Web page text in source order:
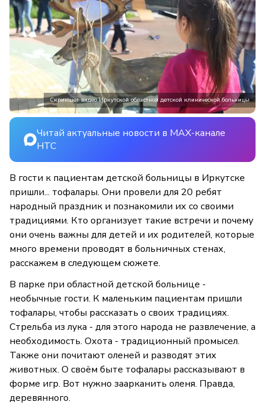
Скриншот видео Иркутской областной детской клинической больницы
Читай актуальные новости в MAX-канале
НТС
В гости к пациентам детской больницы в Иркутске
пришли... тофалары. Они провели для 20 ребят
народный праздник и познакомили их со своими
традициями. Кто организует такие встречи и почему
они очень важны для детей и их родителей, которые
много времени проводят в больничных стенах,
расскажем в следующем сюжете.
В парке при областной детской больнице -
необычные гости. К маленьким пациентам пришли
тофалары, чтобы рассказать о своих традициях.
Стрельба из лука - для этого народа не развлечение, а
необходимость. Охота - традиционный промысел.
Также они почитают оленей и разводят этих
животных. О своём быте тофалары рассказывают в
форме игр. Вот нужно заарканить оленя. Правда,
деревянного.